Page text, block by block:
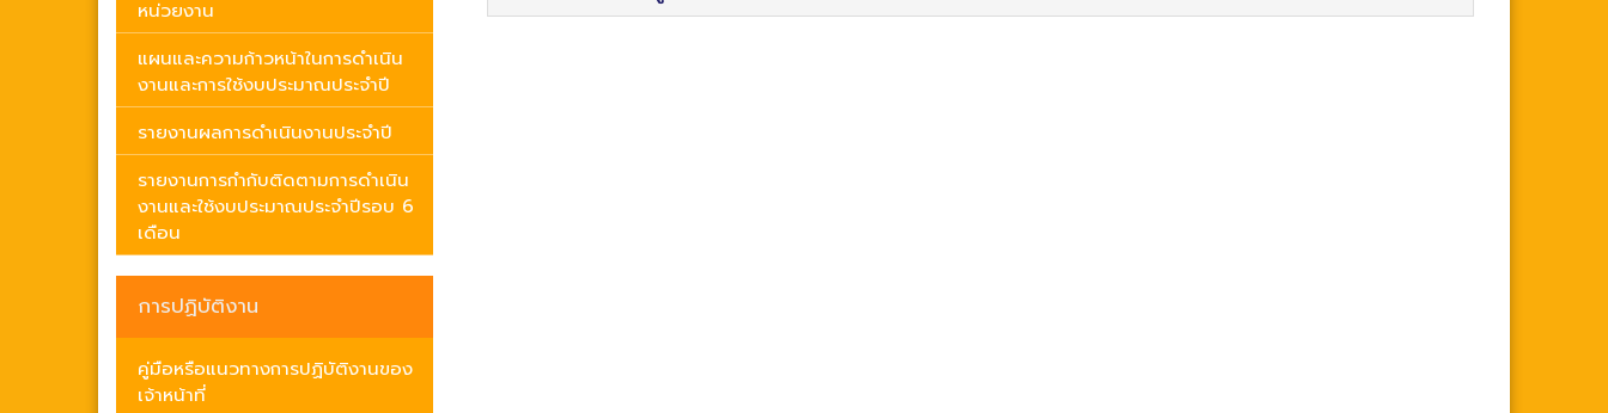
หน่วยงาน
แผนและความก้าวหน้าในการดำเนิน
งานและการใช้งบประมาณประจำปี
รายงานผลการดำเนินงานประจำปี
รายงานการกำกับติดตามการดำเนิน
งานและใช้งบประมาณประจำปีรอบ 6
เดือน
การปฏิบัติงาน
คู่มือหรือแนวทางการปฏิบัติงานของ
เจ้าหน้าที่